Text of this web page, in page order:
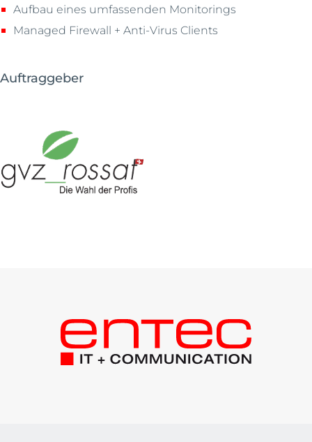
Aufbau eines umfassenden Monitorings
Managed Firewall + Anti-Virus Clients
Auftraggeber